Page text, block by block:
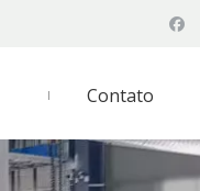
Contato